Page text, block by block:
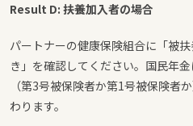
Result D: 扶養加入者の場合
パートナーの健康保険組合に「被
き」を確認してください。国民年
（第3号被保険者か第1号被保険者
わります。